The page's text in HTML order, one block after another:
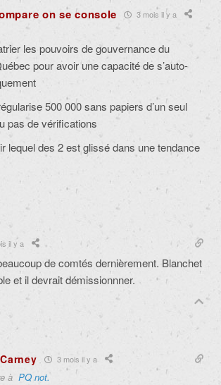
on se console 3 mois il y a
les pouvoirs de gouvernance du
pour avoir une capacité de s’auto-
500 000 sans papiers d’un seul
pas de vérifications
lequel des 2 est glissé dans une tendance
il y a
de comtés dernièrement. Blanchet
et il devrait démissionnner.
3 mois il y a
à PQ not.